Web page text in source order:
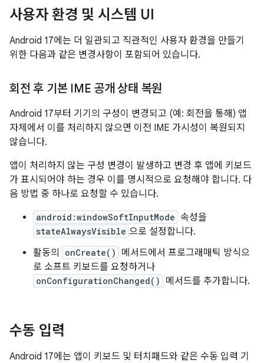
사용자 환경 및 시스템 UI
Android 17에는 더 일관되고 직관적인 사용자 환경을 만들기
위한 다음과 같은 변경사항이 포함되어 있습니다.
회전 후 기본 IME 공개 상태 복원
Android 17부터 기기의 구성이 변경되고 (예: 회전을 통해) 앱
자체에서 이를 처리하지 않으면 이전 IME 가시성이 복원되지
않습니다.
앱이 처리하지 않는 구성 변경이 발생하고 변경 후 앱에 키보드
가 표시되어야 하는 경우 이를 명시적으로 요청해야 합니다. 다
음 방법 중 하나로 요청할 수 있습니다.
android:windowSoftInputMode 속성을
stateAlwaysVisible 으로 설정합니다.
활동의
onCreate()
메서드에서 프로그래매틱 방식으
로 소프트 키보드를 요청하거나
onConfigurationChanged() 메서드를 추가합니다.
수동 입력
Android 17에는 앱이 키보드 및 터치패드와 같은 수동 입력 기